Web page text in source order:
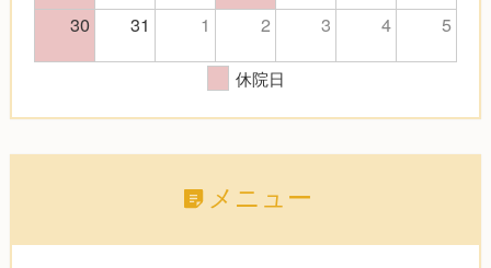
30
31 1 2 3 4 5
休院日
メニュー